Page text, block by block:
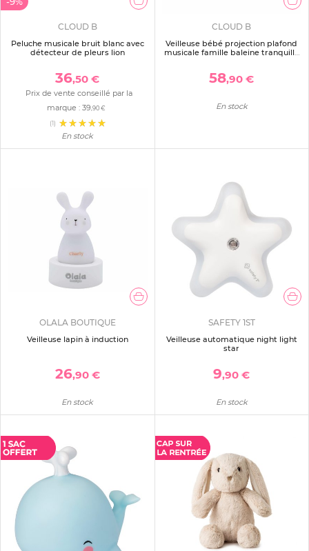
CLOUD B
Peluche musicale bruit blanc avec
détecteur de pleurs lion
36,50 €
Prix de vente conseillé par la
marque : 39,90 €
(1)
En stock
CLOUD B
Veilleuse bébé projection plafond
musicale famille baleine tranquille
58,90 €
En stock
OLALA BOUTIQUE
Veilleuse lapin à induction
26,90 €
En stock
SAFETY 1ST
Veilleuse automatique night light
star
9,90 €
En stock